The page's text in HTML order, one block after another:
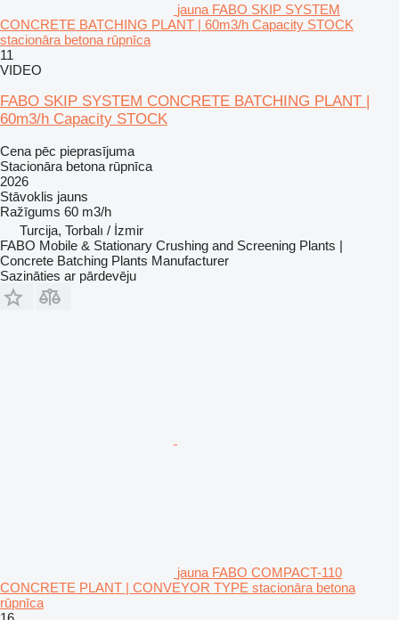
jauna FABO SKIP SYSTEM
CONCRETE BATCHING PLANT | 60m3/h Capacity STOCK
stacionāra betona rūpnīca
11
VIDEO
FABO SKIP SYSTEM CONCRETE BATCHING PLANT |
60m3/h Capacity STOCK
Cena pēc pieprasījuma
Stacionāra betona rūpnīca
2026
Stāvoklis jauns
Ražīgums 60 m3/h
Turcija, Torbalı / İzmir
FABO Mobile & Stationary Crushing and Screening Plants |
Concrete Batching Plants Manufacturer
Sazināties ar pārdevēju
jauna FABO COMPACT-110
CONCRETE PLANT | CONVEYOR TYPE stacionāra betona
rūpnīca